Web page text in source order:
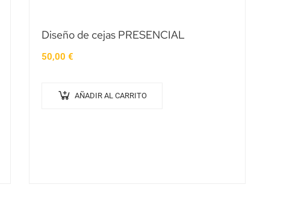
Diseño de cejas PRESENCIAL
50,00 €
AÑADIR AL CARRITO